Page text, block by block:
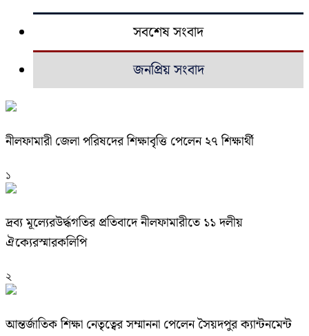
সবশেষ সংবাদ
জনপ্রিয় সংবাদ
নীলফামারী জেলা পরিষদের শিক্ষাবৃত্তি পেলেন ২৭ শিক্ষার্থী
১
দ্রব্য মূল্যেরউর্দ্ধগতির প্রতিবাদে নীলফামারীতে ১১ দলীয়
ঐক্যেরস্মারকলিপি
২
আন্তর্জাতিক শিক্ষা নেতৃত্বের সম্মাননা পেলেন সৈয়দপুর ক্যান্টনমেন্ট